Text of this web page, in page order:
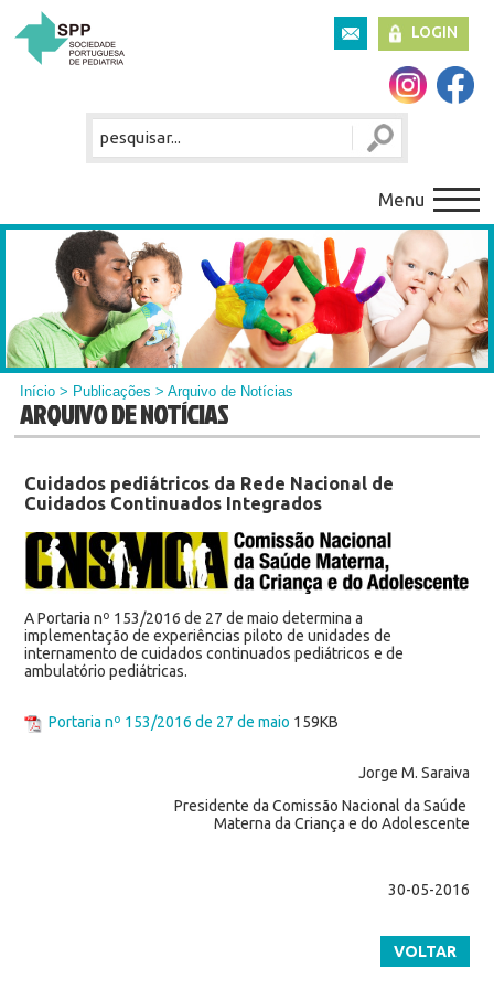
LOGIN
Menu
Início > Publicações > Arquivo de Notícias
ARQUIVO DE NOTÍCIAS
Cuidados pediátricos da Rede Nacional de
Cuidados Continuados Integrados
A Portaria nº 153/2016 de 27 de maio determina a
implementação de experiências piloto de unidades de
internamento de cuidados continuados pediátricos e de
ambulatório pediátricas.
Portaria nº 153/2016 de 27 de maio 159KB
Jorge M. Saraiva
Presidente da Comissão Nacional da Saúde
Materna da Criança e do Adolescente
30-05-2016
VOLTAR